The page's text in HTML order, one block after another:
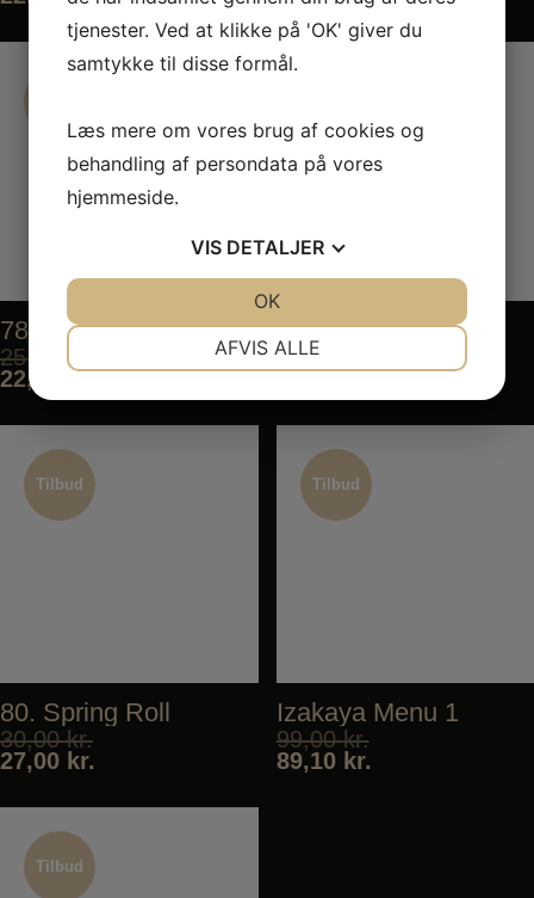
Tilbud
78. Ebi Stick
25,00 kr.
22,50
kr.
Tilbud
79. Karaage
30,00
27,00kr.
Tilbud
80. Spring Roll
30,00kr.
27,00 kr.
Tilbud
Tilbud
Izakaya Menu 1
99,00kr.
89,10 kr.
Tilbud
Tilbud
tjenester. Ved at klikke på 'OK' giver du
samtykke til disse formål.
Læs mere om vores brug af cookies og
behandling af persondata på vores
hjemmeside.
VIS DETALJER
MARKETING STATISTIK
AFVIS ALLE
OK